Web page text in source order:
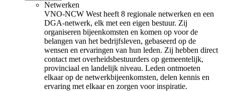
Netwerken
VNO-NCW West heeft 8 regionale netwerken en een
DGA-netwerk, elk met een eigen bestuur. Zij
organiseren bijeenkomsten en komen op voor de
belangen van het bedrijfsleven, gebaseerd op de
wensen en ervaringen van hun leden. Zij hebben direct
contact met overheidsbestuurders op gemeentelijk,
provinciaal en landelijk niveau. Leden ontmoeten
elkaar op de netwerkbijeenkomsten, delen kennis en
ervaring met elkaar en zorgen voor inspiratie.